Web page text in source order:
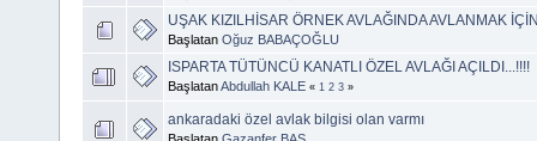
UŞAK KIZILHİSAR ÖRNEK AVLAĞINDA AVLANMAK
Başlatan Oğuz BABAÇOĞLU
ISPARTA TÜTÜNCÜ KANATLI ÖZEL AVLAĞI AÇILDI...!!!!
BaşlatanAbdullah KALE « 1 2 3 »
ankaradaki özel avlak bilgisi olan varmı